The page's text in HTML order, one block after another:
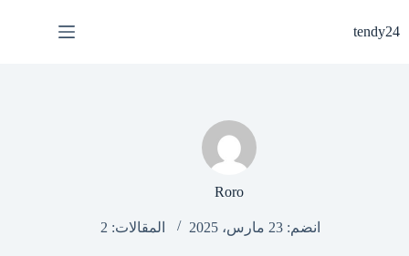
إلى
المحتوى
tendy24
Roro
انضم: 23 مارس، 2025 المقالات: 2